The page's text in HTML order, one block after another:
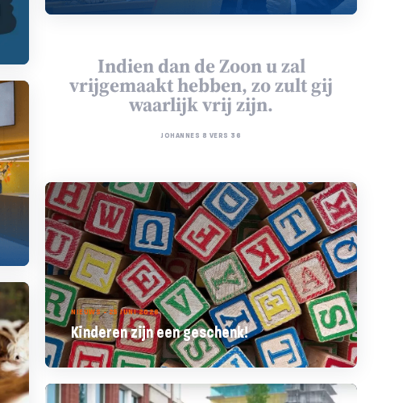
Indien dan de Zoon u zal
vrijgemaakt hebben, zo zult gij
waarlijk vrij zijn.
JOHANNES 8 VERS 36
NIEUWS - 25 JUNI 2026
Kinderen zijn een geschenk!